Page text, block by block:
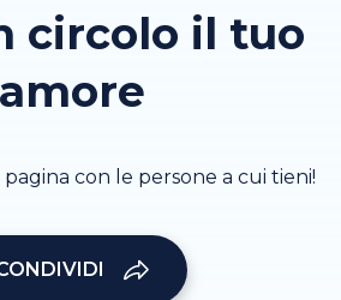
circolo il tuo
amore
con le persone a cui tieni!